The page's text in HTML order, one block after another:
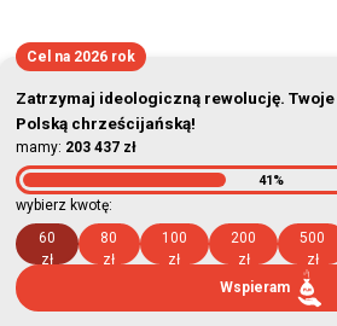
Cel na 2026 rok
Zatrzymaj ideologiczną rewolucję. Twoje
Polską chrześcijańską!
mamy: 203 437 zł
41%
wybierz kwotę:
60
zł
80
zł
100
zł
200
zł
500
zł
Wspieram